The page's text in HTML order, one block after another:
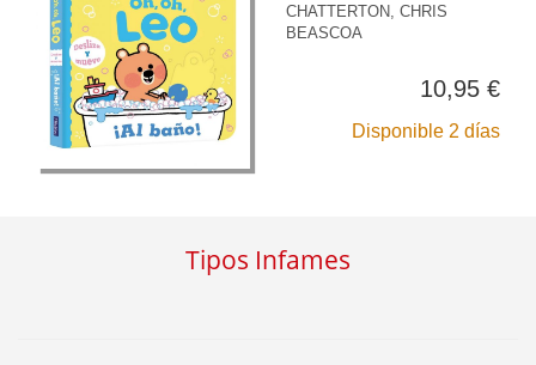
CHATTERTON, CHRIS
BEASCOA
10,95 €
Disponible 2 días
Tipos Infames